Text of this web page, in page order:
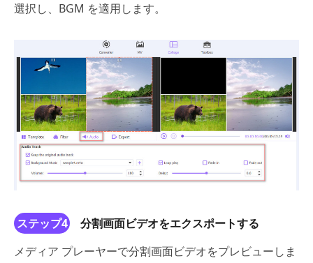
選択し、BGM を適用します。
ステップ4
分割画面ビデオをエクスポートする
メディア プレーヤーで分割画面ビデオをプレビューしま